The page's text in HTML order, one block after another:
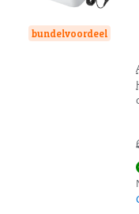
bundelvoordeel